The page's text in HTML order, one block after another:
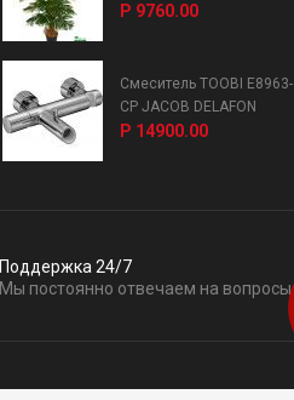
Р 9760.00
Смеситель TOOBI E8963-
CP JACOB DELAFON
Р 14900.00
Поддержка 24/7
Мы постоянно отвечаем на вопросы